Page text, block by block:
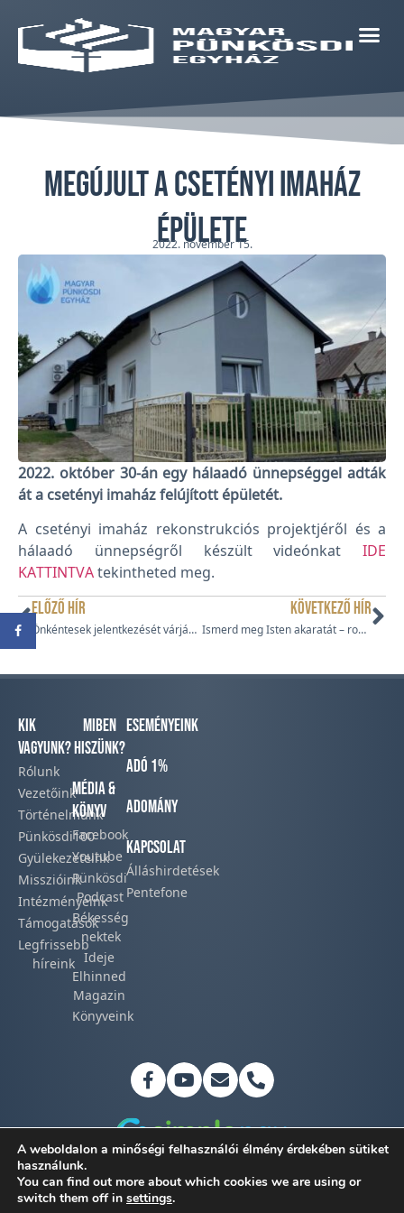
Megújult a csetényi imaház
épülete
2022. november 15.
2022. október 30-án egy hálaadó ünnepséggel adták
át a csetényi imaház felújított épületét.
A csetényi imaház rekonstrukciós projektjéről és a
hálaadó ünnepségről készült videónkat IDE
KATTINTVAtekintheted meg.
ELŐZŐ HÍR
Önkéntesek jelentkezését várják Kecskemétre
KÖVETKEZŐ HÍR
Ismerd meg Isten akaratát – romapasztorációs szeminárium – Ukrajna, Szolyva 2022
Kik
vagyunk?
Rólunk
Vezetőink
Történelmünk​
Pünkösdi100
Gyülekezeteink​
Misszióink​
Intézményeink
Támogatások
Legfrissebb
híreink​
Miben
hiszünk?
Média &
Könyv
Facebook​
Youtube
Pünkösdi
Podcast​
Békesség
nektek
Ideje
Elhinned
Magazin
Könyveink
Eseményeink
Adó 1%
Adomány
Kapcsolat
Álláshirdetések
Pentefone
Adatkezelési tájékoztató
A weboldalon a minőségi felhasználói élmény érdekében sütiket
használunk.
You can find out more about which cookies we are using or
switch them off in settings.